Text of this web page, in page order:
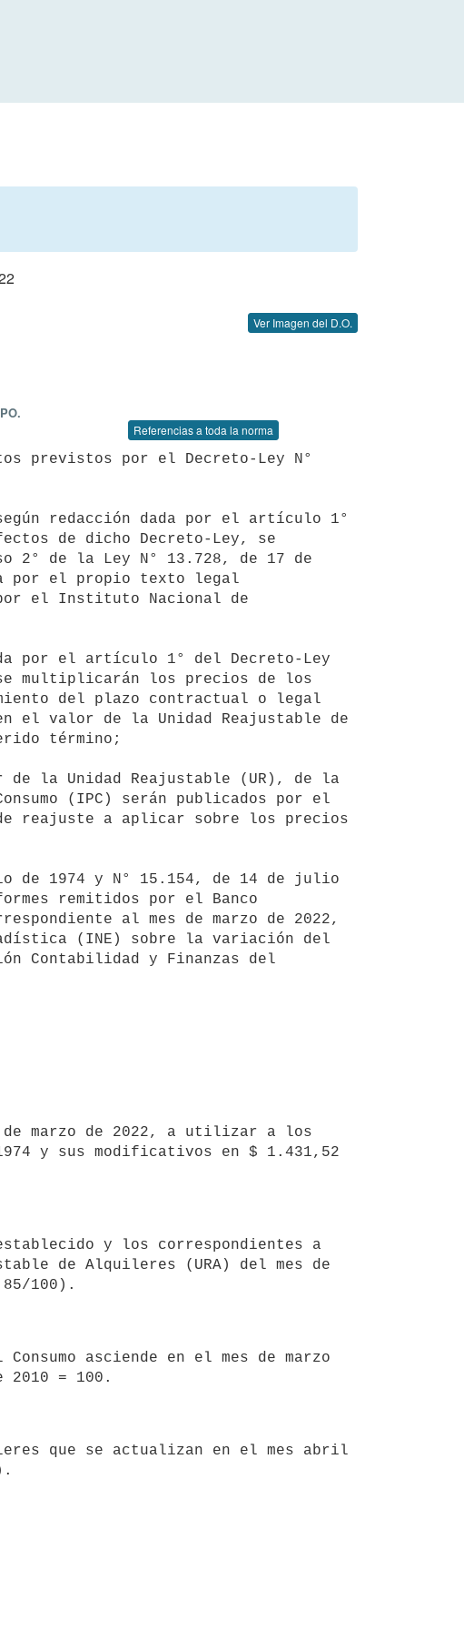
Ver Imagen del D.O.
Referencias a toda la norma
de dicho Decreto-Ley, se
de la Ley N° 13.728, de 17 de
por el propio texto legal
el Instituto Nacional de
multiplicarán los precios de los
del plazo contractual o legal
el valor de la Unidad Reajustable de
término;
(IPC) serán publicados por el
reajuste a aplicar sobre los precios
remitidos por el Banco
al mes de marzo de 2022,
(INE) sobre la variación del
Contabilidad y Finanzas del
y sus modificativos en $ 1.431,52
de Alquileres (URA) del mes de